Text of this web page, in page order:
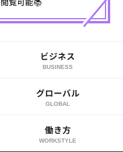
ビジネス
BUSINESS
グローバル
GLOBAL
働き方
WORKSTYLE